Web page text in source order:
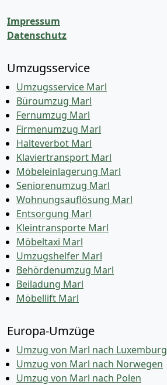
Impressum
Datenschutz
Umzugsservice
Umzugsservice Marl
Büroumzug Marl
Fernumzug Marl
Firmenumzug Marl
Halteverbot Marl
Klaviertransport Marl
Möbeleinlagerung Marl
Seniorenumzug Marl
Wohnungsauflösung Marl
Entsorgung Marl
Kleintransporte Marl
Möbeltaxi Marl
Umzugshelfer Marl
Behördenumzug Marl
Beiladung Marl
Möbellift Marl
Europa-Umzüge
Umzug von Marl nach Luxemburg
Umzug von Marl nach Norwegen
Umzug von Marl nach Polen